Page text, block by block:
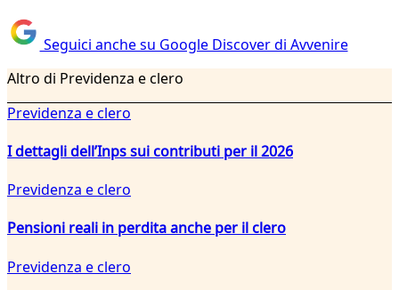
Seguici anche su Google Discover di Avvenire
Altro di Previdenza e clero
Previdenza e clero
I dettagli dell’Inps sui contributi per il 2026
Previdenza e clero
Pensioni reali in perdita anche per il clero
Previdenza e clero